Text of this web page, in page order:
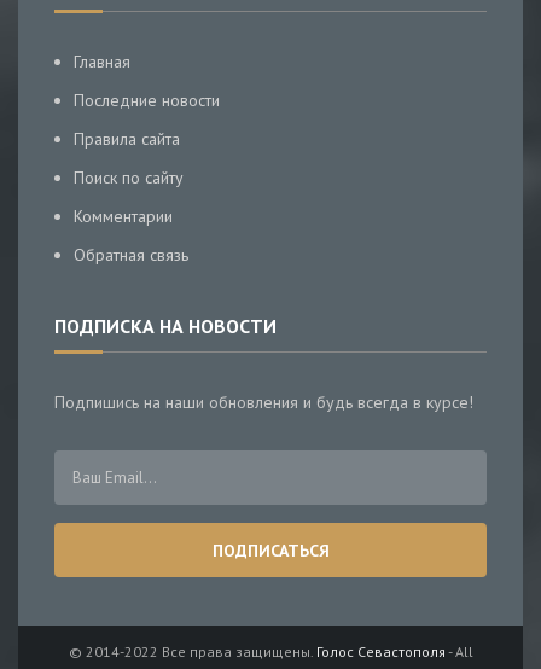
Главная
Последние новости
Правила сайта
Поиск по сайту
Комментарии
Обратная связь
ПОДПИСКА НА НОВОСТИ
Подпишись на наши обновления и будь всегда в курсе!
© 2014-2022 Все права защищены. Голос Севастополя - All